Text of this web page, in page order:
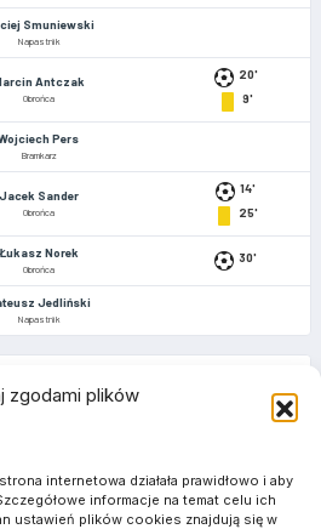
zgodami plików
internetowa działała prawidłowo i aby
informacje na temat celu ich
ustawień plików cookies znajdują się w
Smuniewski
Napastnik
Antczak
Obrońca
20'
9'
Pers
Bramkarz
Jacek Sander
Obrońca
14'
25'
Łukasz Norek
Obrońca
30'
Jedliński
Napastnik
BRAMKI
4